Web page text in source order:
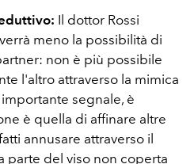
Il dottor Rossi
meno la possibilità di
non è più possibile
l'altro attraverso la mimica
segnale, è
è quella di affinare altre
annusare attraverso il
parte del viso non coperta